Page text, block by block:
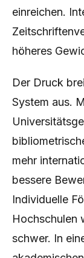
einreichen.
höheres
Der Druck
System aus.
mehr
bessere
Individuelle
Hochschulen
schwer. In